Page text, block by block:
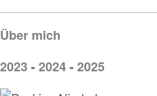
Über mich
2023-2024-2025